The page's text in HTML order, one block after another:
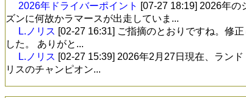
2026年ドライバーポイント [07-27 18:19]2026年の
ズンに何故かラマースが出走していま...
L.ノリス [02-27 16:31] ご指摘のとおりですね。修正
した。 ありがと...
L.ノリス [02-27 15:39]2026年2月27日現在、ランド
リスのチャンピオン...